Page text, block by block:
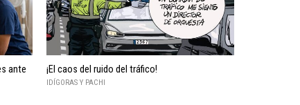
ante
¡El caos del ruido del tráfico!
IDÍGORAS Y PACHI